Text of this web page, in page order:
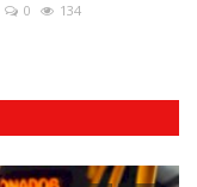
0 134